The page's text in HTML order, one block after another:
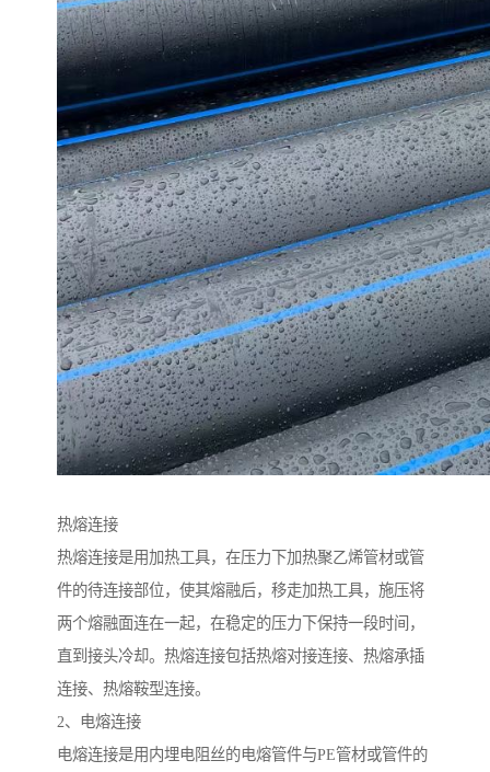
热熔连接
热熔连接是用加热工具，在压力下加热聚乙烯管材或管
件的待连接部位，使其熔融后，移走加热工具，施压将
两个熔融面连在一起，在稳定的压力下保持一段时间，
直到接头冷却。热熔连接包括热熔对接连接、热熔承插
连接、热熔鞍型连接。
2、电熔连接
电熔连接是用内埋电阻丝的电熔管件与PE管材或管件的